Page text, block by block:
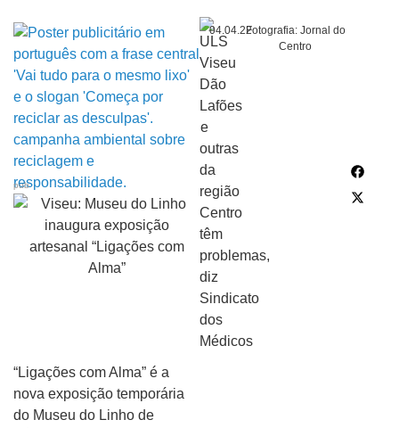
04.04.22Fotografia: Jornal do
Centro
pub
“Ligações com Alma” é a
nova exposição temporária
do Museu do Linho de